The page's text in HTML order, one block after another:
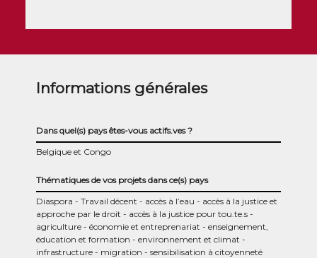
Informations générales
Dans quel(s) pays êtes-vous actifs.ves ?
Belgique et Congo
Thématiques de vos projets dans ce(s) pays
Diaspora Travail décent accès à l’eau
accès à la justice et
approche par le droit
accès à la justice pour tou.te.s
agriculture
économie et entreprenariat
enseignement,
éducation et formation
environnement et climat
infrastructure
migration
sensibilisation à citoyenneté